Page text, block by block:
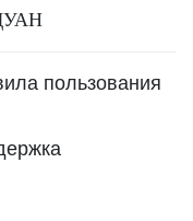
пользования